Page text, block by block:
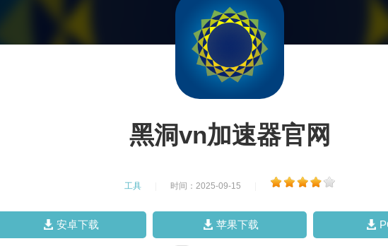
黑洞vn加速器官网
工具 时间：2025-09-15
安卓下载 苹果下载